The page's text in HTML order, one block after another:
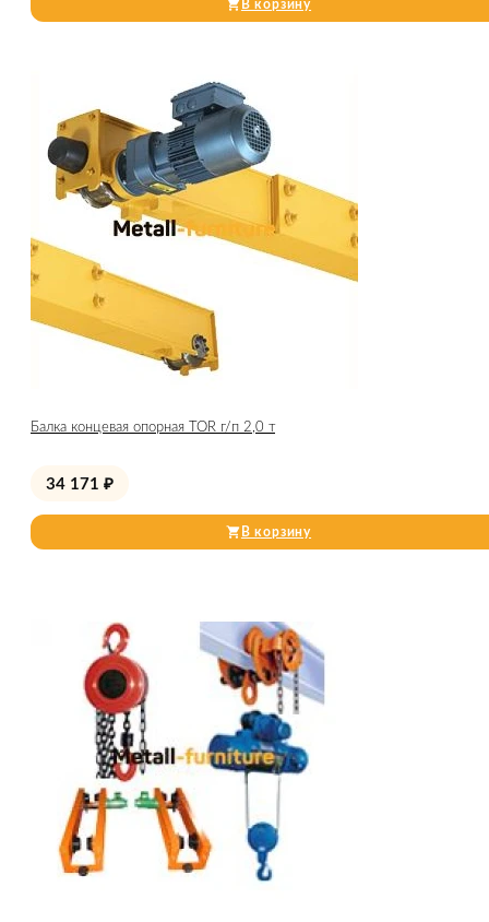
В корзину
Балка концевая опорная TOR г/п 2,0 т
34 171 ₽
В корзину